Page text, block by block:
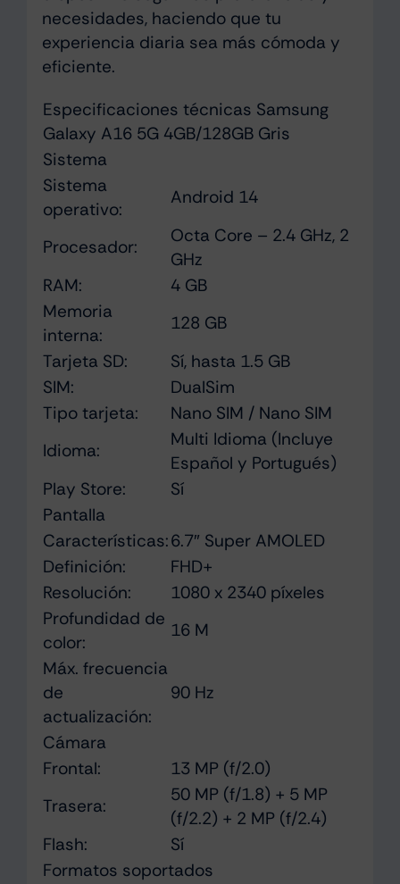
necesidades, haciendo que tu
experiencia diaria sea más cómoda y
eficiente.
Especificaciones técnicas Samsung
Galaxy A16 5G 4GB/128GB Gris
Sistema
Sistema
operativo:
Android 14
Procesador:
Octa Core – 2.4 GHz, 2
GHz
RAM:
4 GB
Memoria
interna:
128 GB
Tarjeta SD:
Sí, hasta 1.5 GB
SIM:
DualSim
Tipo tarjeta:
Nano SIM / Nano SIM
Idioma:
Multi Idioma (Incluye
Español y Portugués)
Play Store:
Sí
Pantalla
Características:6.7″ Super AMOLED
Definición:
FHD+
Resolución:
1080 x 2340 píxeles
Profundidad de
color:
16 M
Máx. frecuencia
de
actualización:
90 Hz
Cámara
Frontal:
13 MP (f/2.0)
Trasera:
50 MP (f/1.8) + 5 MP
(f/2.2) + 2 MP (f/2.4)
Flash:
Sí
Formatos soportados